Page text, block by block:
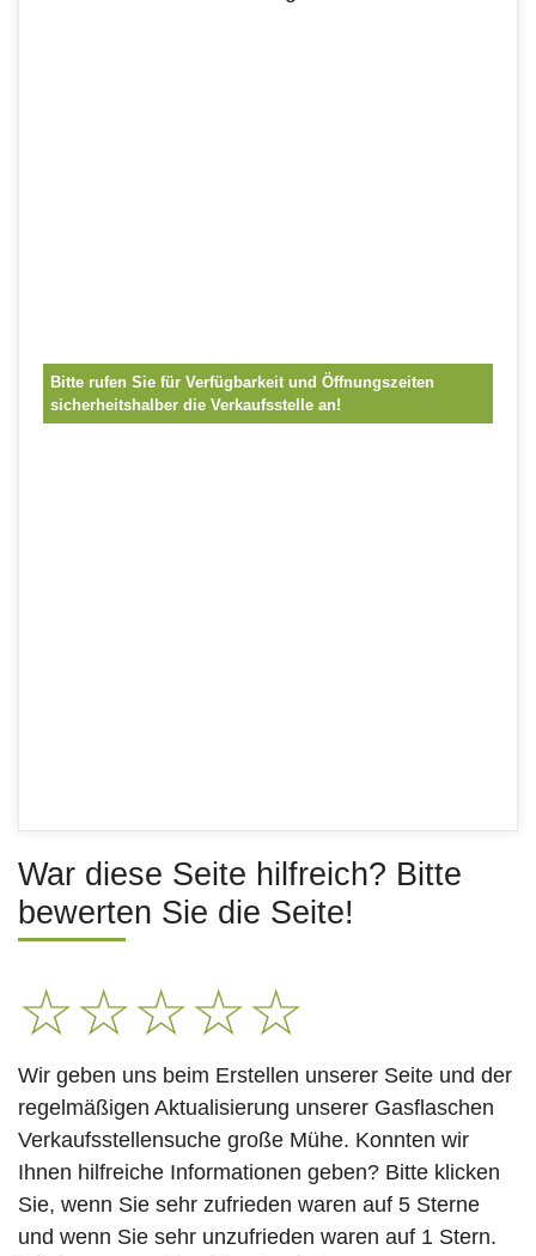
Bitte rufen Sie für Verfügbarkeit und Öffnungszeiten
sicherheitshalber die Verkaufsstelle an!
War diese Seite hilfreich? Bitte
bewerten Sie die Seite!
☆☆☆☆☆
Wir geben uns beim Erstellen unserer Seite und der
regelmäßigen Aktualisierung unserer Gasflaschen
Verkaufsstellensuche große Mühe. Konnten wir
Ihnen hilfreiche Informationen geben? Bitte klicken
Sie, wenn Sie sehr zufrieden waren auf 5 Sterne
und wenn Sie sehr unzufrieden waren auf 1 Stern.